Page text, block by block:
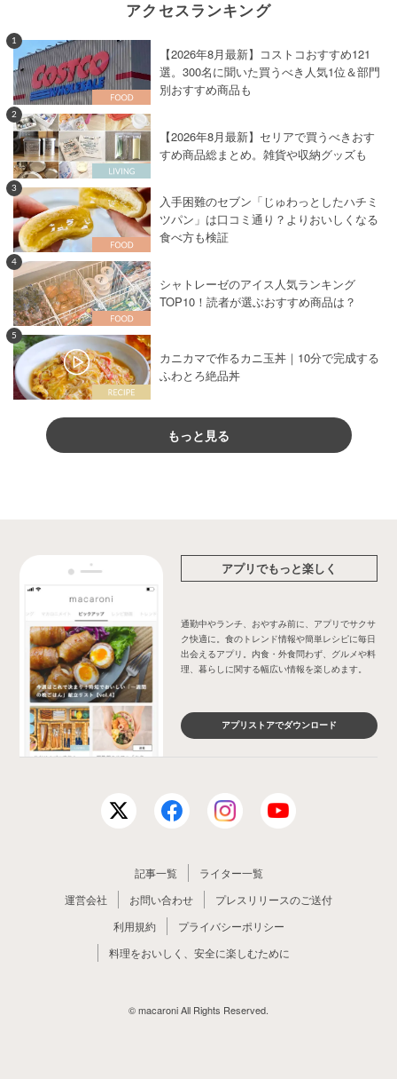
アクセスランキング
1
【2026年8月最新】コストコおすすめ121
選。300名に聞いた買うべき人気1位＆部門
別おすすめ商品も
2
【2026年8月最新】セリアで買うべきおす
すめ商品総まとめ。雑貨や収納グッズも
3
入手困難のセブン「じゅわっとしたハチミ
ツパン」は口コミ通り？よりおいしくなる
食べ方も検証
4
シャトレーゼのアイス人気ランキング
TOP10！読者が選ぶおすすめ商品は？
5
カニカマで作るカニ玉丼｜10分で完成する
ふわとろ絶品丼
もっと見る
アプリでもっと楽しく
通勤中やランチ、おやすみ前に、アプリでサクサ
ク快適に。食のトレンド情報や簡単レシピに毎日
出会えるアプリ。内食・外食問わず、グルメや料
理、暮らしに関する幅広い情報を楽しめます。
アプリストアでダウンロード
記事一覧
ライター一覧
運営会社
お問い合わせ
プレスリリースのご送付
利用規約
プライバシーポリシー
料理をおいしく、安全に楽しむために
© macaroni All Rights Reserved.